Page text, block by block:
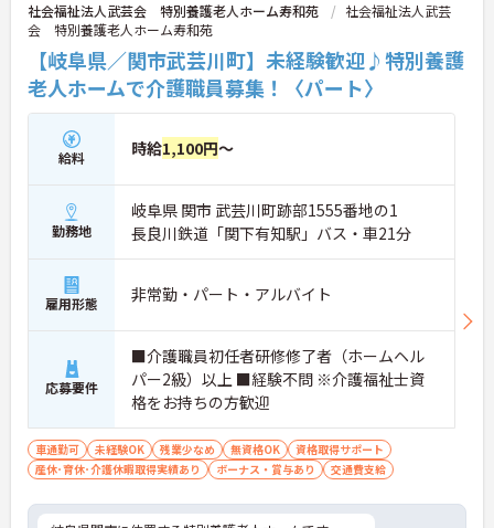
社会福祉法人武芸会 特別養護老人ホーム寿和苑
社会福祉法人武芸
会 特別養護老人ホーム寿和苑
【岐阜県／関市武芸川町】未経験歓迎♪特別養護
老人ホームで介護職員募集！〈パート〉
給料 時給1,100円～
勤務地
岐阜県 関市 武芸川町跡部1555番地の1
長良川鉄道「関下有知駅」バス・車21分
雇用形態 非常勤・パート・アルバイト
応募要件
■介護職員初任者研修修了者（ホームヘル
パー2級）以上 ■経験不問 ※介護福祉士資
格をお持ちの方歓迎
車通勤可 未経験OK 残業少なめ 無資格OK
資格取得サポート
産休･育休･介護休暇取得実績あり
ボーナス・賞与あり 交通費支給